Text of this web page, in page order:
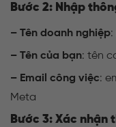
Bước 2: Nhập
– Tên doanh nghiệp
– Tên của bạn: tên
– Email công việc:
Meta
Bước 3: Xác nhận